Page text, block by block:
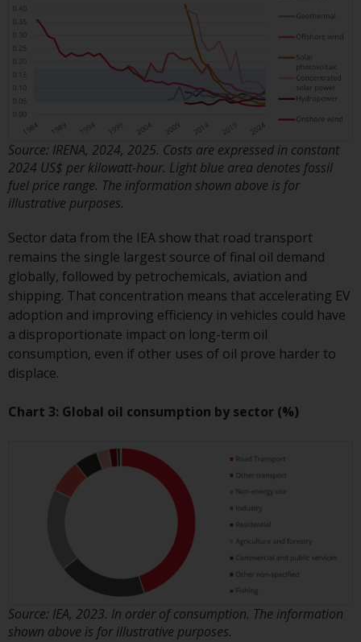
Capital Variable“ nach
luxemburgischem Recht
gegründet wurde. Die Teilfonds
von Redwheel Funds, auf die auf
der Website verwiesen wird,
werden nur durch den aktuellen
Verkaufsprospekt angeboten. Der
Verkaufsprospekt enthält
vollständigere Informationen
über die Teilfonds, einschließlich
der Anlageziele, Gebühren und
und andere Informationen zu den
Teilfonds werden jedoch nicht
absichtlich an Personen in
Ländern verteilt, in denen eine
solche Verteilung gegen lokale
Gesetze oder Vorschriften
verstoßen würde.
USA
Diese Website ist weder ein
Angebot zum Verkauf noch eine
Aufforderung zur Beteiligung an
privaten oder registrierten
Fonds, die über Redwheel
angeboten werden.
Zu den Fonds im US-Bereich der
Source: IRENA, 2024, 2025. Costs are expressed in constant
2024 US$ per kilowatt-hour. Light blue area denotes fossil
fuel price range. The information shown above is for
illustrative purposes.
Sector data from the IEA show that road transport
remains the single largest source of final oil demand
globally, followed by petrochemicals, aviation and
shipping. That concentration means that accelerating EV
adoption and improving efficiency in vehicles could have
a disproportionate impact on long-term oil
consumption, even if other uses of oil prove harder to
displace.
Chart 3: Global oil consumption by sector (%)
Source: IEA, 2023. In order of consumption. The information
shown above is for illustrative purposes.